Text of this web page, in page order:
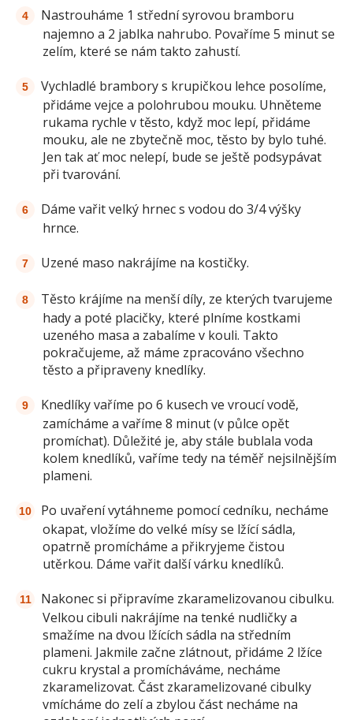
Nastrouháme 1 střední syrovou bramboru
najemno a 2 jablka nahrubo. Povaříme 5 minut se
zelím, které se nám takto zahustí.
Vychladlé brambory s krupičkou lehce posolíme,
přidáme vejce a polohrubou mouku. Uhněteme
rukama rychle v těsto, když moc lepí, přidáme
mouku, ale ne zbytečně moc, těsto by bylo tuhé.
Jen tak ať moc nelepí, bude se ještě podsypávat
při tvarování.
Dáme vařit velký hrnec s vodou do 3/4 výšky
hrnce.
Uzené maso nakrájíme na kostičky.
Těsto krájíme na menší díly, ze kterých tvarujeme
hady a poté placičky, které plníme kostkami
uzeného masa a zabalíme v kouli. Takto
pokračujeme, až máme zpracováno všechno
těsto a připraveny knedlíky.
Knedlíky vaříme po 6 kusech ve vroucí vodě,
zamícháme a vaříme 8 minut (v půlce opět
promíchat). Důležité je, aby stále bublala voda
kolem knedlíků, vaříme tedy na téměř nejsilnějším
plameni.
Po uvaření vytáhneme pomocí cedníku, necháme
okapat, vložíme do velké mísy se lžící sádla,
opatrně promícháme a přikryjeme čistou
utěrkou. Dáme vařit další várku knedlíků.
Nakonec si připravíme zkaramelizovanou cibulku.
Velkou cibuli nakrájíme na tenké nudličky a
smažíme na dvou lžících sádla na středním
plameni. Jakmile začne zlátnout, přidáme 2 lžíce
cukru krystal a promícháváme, necháme
zkaramelizovat. Část zkaramelizované cibulky
vmícháme do zelí a zbylou část necháme na